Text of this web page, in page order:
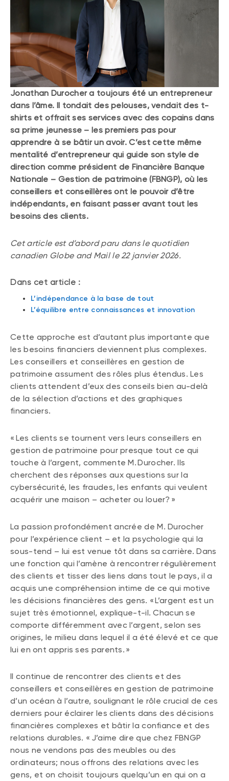
Jonathan Durocher a toujours été un entrepreneur
dans l’âme. Il tondait des pelouses, vendait des t-
shirts et offrait ses services avec des copains dans
sa prime jeunesse – les premiers pas pour
apprendre à se bâtir un avoir. C’est cette même
mentalité d’entrepreneur qui guide son style de
direction comme président de Financière Banque
Nationale – Gestion de patrimoine (FBNGP), où les
conseillers et conseillères ont le pouvoir d’être
indépendants, en faisant passer avant tout les
besoins des clients.
Cet article est d’abord paru dans le quotidien
canadien Globe and Mail le 22 janvier 2026.
Dans cet article :
L’indépendance à la base de tout
L’équilibre entre connaissances et innovation
Cette approche est d’autant plus importante que
les besoins financiers deviennent plus complexes.
Les conseillers et conseillères en gestion de
patrimoine assument des rôles plus étendus. Les
clients attendent d’eux des conseils bien au-delà
de la sélection d’actions et des graphiques
financiers.
« Les clients se tournent vers leurs conseillers en
gestion de patrimoine pour presque tout ce qui
touche à l’argent, commente M. Durocher. Ils
cherchent des réponses aux questions sur la
cybersécurité, les fraudes, les enfants qui veulent
acquérir une maison – acheter ou louer? »
La passion profondément ancrée de M. Durocher
pour l’expérience client – et la psychologie qui la
sous-tend – lui est venue tôt dans sa carrière. Dans
une fonction qui l’amène à rencontrer régulièrement
des clients et tisser des liens dans tout le pays, il a
acquis une compréhension intime de ce qui motive
les décisions financières des gens. « L’argent est un
sujet très émotionnel, explique-t-il. Chacun se
comporte différemment avec l’argent, selon ses
origines, le milieu dans lequel il a été élevé et ce que
lui en ont appris ses parents. »
Il continue de rencontrer des clients et des
conseillers et conseillères en gestion de patrimoine
d’un océan à l’autre, soulignant le rôle crucial de ces
derniers pour éclairer les clients dans des décisions
financières complexes et bâtir la confiance et des
relations durables. « J’aime dire que chez FBNGP
nous ne vendons pas des meubles ou des
ordinateurs; nous offrons des relations avec les
gens, et on choisit toujours quelqu’un en qui on a